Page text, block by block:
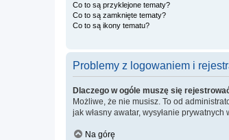
Co to są przyklejone tematy?
Co to są zamknięte tematy?
Co to są ikony tematu?
Problemy z logowaniem i
Dlaczego w ogóle muszę się
Możliwe, że nie musisz. To od
jak własny awatar, wysyłanie
Na górę